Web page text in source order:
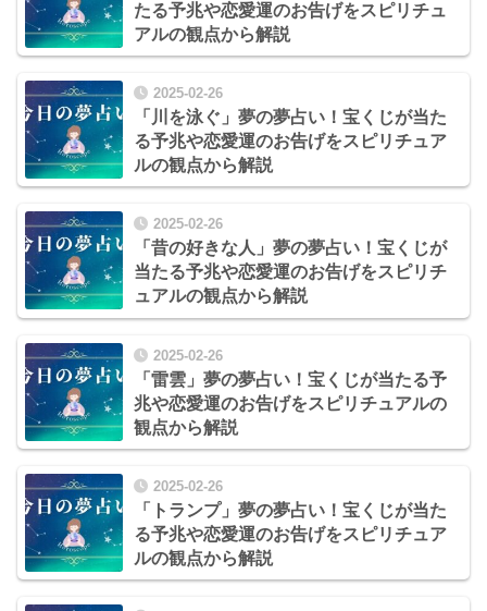
たる予兆や恋愛運のお告げをスピリチュ
アルの観点から解説
2025-02-26
「川を泳ぐ」夢の夢占い！宝くじが当た
る予兆や恋愛運のお告げをスピリチュア
ルの観点から解説
2025-02-26
「昔の好きな人」夢の夢占い！宝くじが
当たる予兆や恋愛運のお告げをスピリチ
ュアルの観点から解説
2025-02-26
「雷雲」夢の夢占い！宝くじが当たる予
兆や恋愛運のお告げをスピリチュアルの
観点から解説
2025-02-26
「トランプ」夢の夢占い！宝くじが当た
る予兆や恋愛運のお告げをスピリチュア
ルの観点から解説